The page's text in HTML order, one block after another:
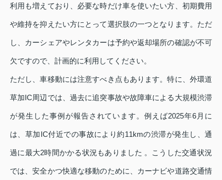
利用も増えており、必要な時だけ車を使いたい方、初期費用
や維持を抑えたい方にとって選択肢の一つとなります。ただ
し、カーシェアやレンタカーは予約や返却場所の確認が不可
欠ですので、計画的に利用してください。
ただし、車移動には注意すべき点もあります。特に、外環道
草加IC周辺では、過去に追突事故や故障車による大規模渋滞
が発生した事例が報告されています。例えば2025年6月に
は、草加IC付近での事故により約11kmの渋滞が発生し、通
過に最大2時間かかる状況もありました 。こうした交通状況
では、安全かつ快適な移動のために、カーナビや道路交通情